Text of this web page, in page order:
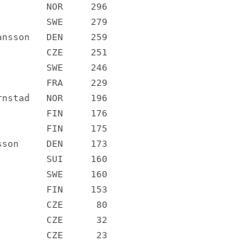
3 Pia Young Vik 		NOR 	296
4 Sanna Fast 			SWE 	279
5 Malin Agervig Kristiansson 	DEN 	259
6 Tereza Rauturier 		CZE 	251
7 Hanna Lundberg 		SWE 	246
8 Cecile Calandry 		FRA 	229
9 Victoria Haestad Bjornstad 	NOR 	196
10 Veera Klemettinen 		FIN 	176
11 Maija Sianoja 		FIN 	175
12 Ida Agervig Kristiansson 	DEN 	173
13 Natalia Gemperle 		SUI 	160
13 Alva Sonesson 		SWE 	160
15 Inka Nurminen 		FIN 	153
28. Lucie Dittrichová		CZE	 80
52. Jana Peterová		CZE	 23